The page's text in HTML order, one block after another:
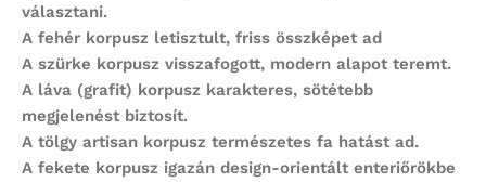
választani.
A fehér korpusz letisztult, friss összképet ad
A szürke korpusz visszafogott, modern alapot teremt.
A láva (grafit) korpusz karakteres, sötétebb
megjelenést biztosít.
A tölgy artisan korpusz természetes fa hatást ad.
A fekete korpusz igazán design-orientált enteriőrökbe